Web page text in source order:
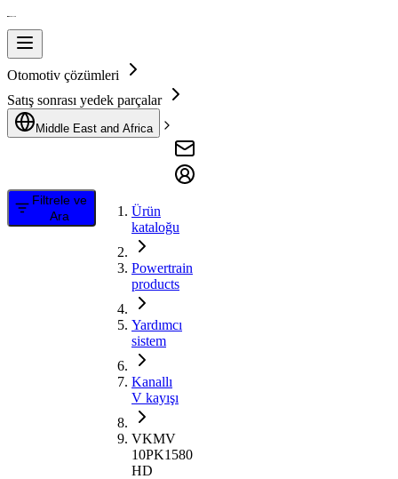
Otomotiv çözümleri
Satış sonrası yedek parçalar
Middle East and Africa
Filtrele ve
Ara
Ürün
kataloğu
Powertrain
products
Yardımcı
sistem
Kanallı
V kayışı
VKMV
10PK1580
HD